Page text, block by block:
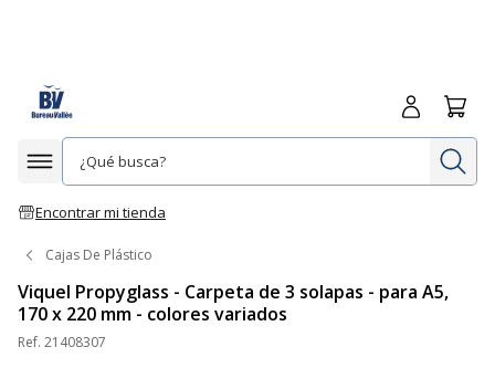
Afficher la navigation
Encontrar mi tienda
Iniciar
Cajas De Plástico
Viquel Propyglass - Carpeta de 3 solapas - para A5,
170 x 220 mm - colores variados
Ref. 21408307